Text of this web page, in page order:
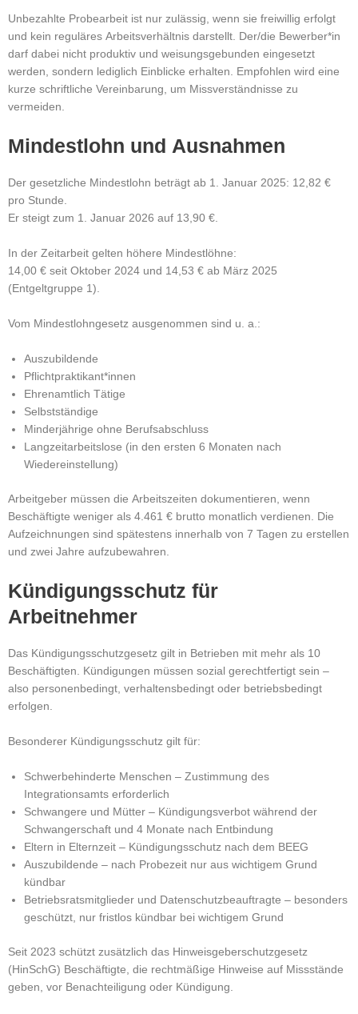
Unbezahlte Probearbeit ist nur zulässig, wenn sie freiwillig erfolgt
und kein reguläres Arbeitsverhältnis darstellt. Der/die Bewerber*in
darf dabei nicht produktiv und weisungsgebunden eingesetzt
werden, sondern lediglich Einblicke erhalten. Empfohlen wird eine
kurze schriftliche Vereinbarung, um Missverständnisse zu
vermeiden.
Mindestlohn und Ausnahmen
Der gesetzliche Mindestlohn beträgt ab 1. Januar 2025: 12,82 €
pro Stunde.
Er steigt zum 1. Januar 2026 auf 13,90 €.
In der Zeitarbeit gelten höhere Mindestlöhne:
14,00 € seit Oktober 2024 und 14,53 € ab März 2025
(Entgeltgruppe 1).
Vom Mindestlohngesetz ausgenommen sind u. a.:
Auszubildende
Pflichtpraktikant*innen
Ehrenamtlich Tätige
Selbstständige
Minderjährige ohne Berufsabschluss
Langzeitarbeitslose (in den ersten 6 Monaten nach
Wiedereinstellung)
Arbeitgeber müssen die Arbeitszeiten dokumentieren, wenn
Beschäftigte weniger als 4.461 € brutto monatlich verdienen. Die
Aufzeichnungen sind spätestens innerhalb von 7 Tagen zu erstellen
und zwei Jahre aufzubewahren.
Kündigungsschutz für
Arbeitnehmer
Das Kündigungsschutzgesetz gilt in Betrieben mit mehr als 10
Beschäftigten. Kündigungen müssen sozial gerechtfertigt sein –
also personenbedingt, verhaltensbedingt oder betriebsbedingt
erfolgen.
Besonderer Kündigungsschutz gilt für:
Schwerbehinderte Menschen – Zustimmung des
Integrationsamts erforderlich
Schwangere und Mütter – Kündigungsverbot während der
Schwangerschaft und 4 Monate nach Entbindung
Eltern in Elternzeit – Kündigungsschutz nach dem BEEG
Auszubildende – nach Probezeit nur aus wichtigem Grund
kündbar
Betriebsratsmitglieder und Datenschutzbeauftragte – besonders
geschützt, nur fristlos kündbar bei wichtigem Grund
Seit 2023 schützt zusätzlich das Hinweisgeberschutzgesetz
(HinSchG) Beschäftigte, die rechtmäßige Hinweise auf Missstände
geben, vor Benachteiligung oder Kündigung.